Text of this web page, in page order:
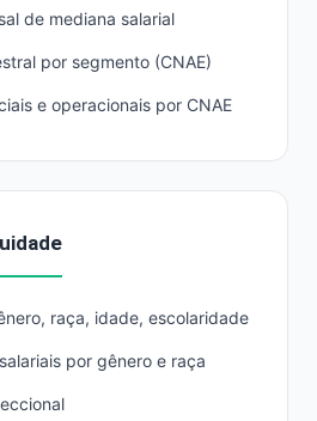
de mediana salarial
por segmento (CNAE)
e operacionais por CNAE
raça, idade, escolaridade
por gênero e raça